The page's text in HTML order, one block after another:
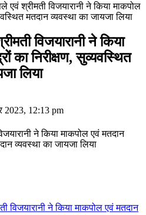
एवं श्रीमती विजयारानी ने किया माकपोल
मतदान व्‍यवस्‍था का जायजा लिया
विजयारानी ने किया
का निरीक्षण, सुव्‍यवस्थित
लिया
2023, 12:13 pm
विजयारानी ने किया माकपोल एवं मतदान